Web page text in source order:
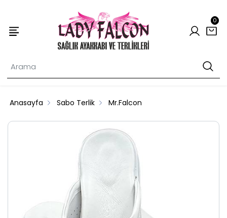
0
Anasayfa Sabo Terlik Mr.Falcon